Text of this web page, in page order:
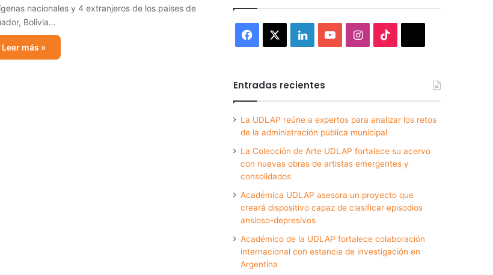
nacionales y 4 extranjeros de los países de
Bolivia…
Leer más »
Facebook LinkedInYouTubeInstagram
Entradas recientes
La UDLAP reúne a expertos para analizar los retos
de la administración pública municipal
La Colección de Arte UDLAP fortalece su acervo
con nuevas obras de artistas emergentes y
consolidados
Académica UDLAP asesora un proyecto que
creará dispositivo capaz de clasificar episodios
ansioso-depresivos
Académico de la UDLAP fortalece colaboración
internacional con estancia de investigación en
Argentina